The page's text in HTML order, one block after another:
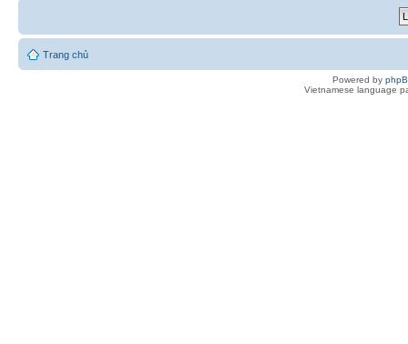
Trang chủ
Powered by
Vietnamese language